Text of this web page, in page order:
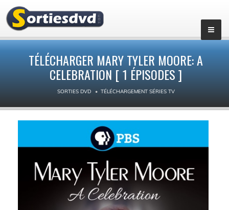
TÉLÉCHARGER MARY TYLER MOORE: A
CELEBRATION [ 1 ÉPISODES ]
SORTIES DVD TÉLÉCHARGEMENT SÉRIES TV